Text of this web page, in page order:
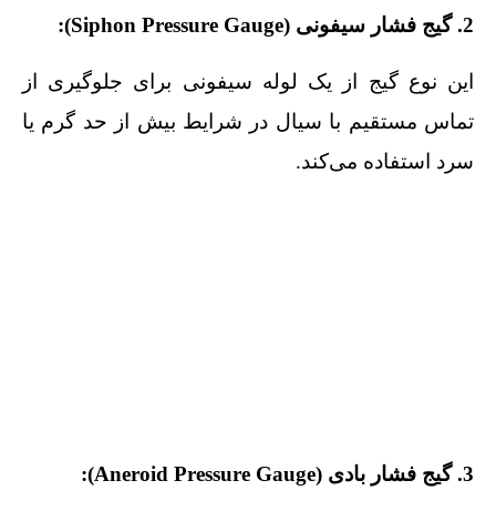
2. گیج فشار سیفونی (Siphon Pressure Gauge):
این نوع گیج از یک لوله سیفونی برای جلوگیری از
تماس مستقیم با سیال در شرایط بیش از حد گرم یا
سرد استفاده می‌کند.
3. گیج فشار بادی (Aneroid Pressure Gauge):